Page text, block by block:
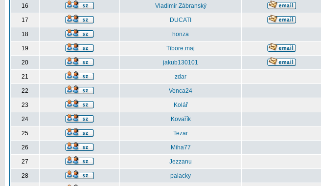
16 Vladimír Zábranský
17 DUCATI
18 honza
19 Tibore.maj
20 jakub130101
21 zdar
22 Venca24
23 Kolář
24 Kovařík
25 Tezar
26 Miha77
27 Jezzanu
28 palacky